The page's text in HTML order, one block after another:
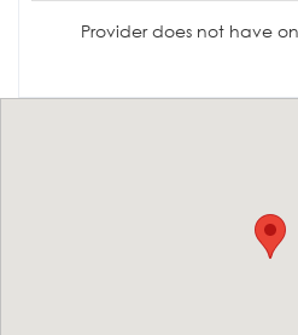
Provider does not have